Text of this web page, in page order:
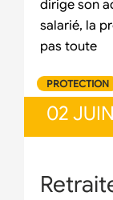
dirige son
salarié, la
pas toute
PROTECTION
02